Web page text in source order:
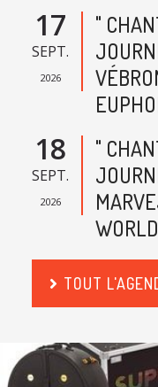
17
SEPT.
2026
"
18
SEPT.
2026
"
TOUT